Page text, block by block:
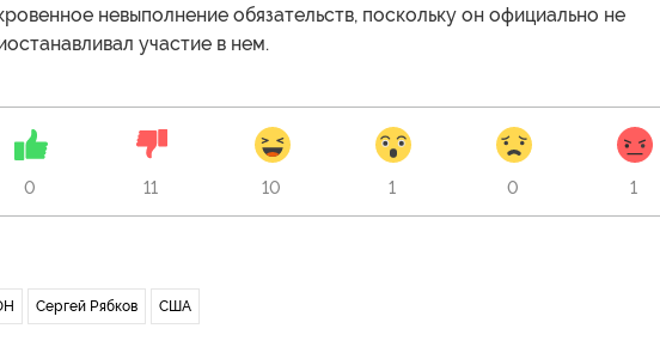
невыполнение обязательств, поскольку он официально не
участие в нем.
0 11 10 1 0 1
Сергей Рябков США